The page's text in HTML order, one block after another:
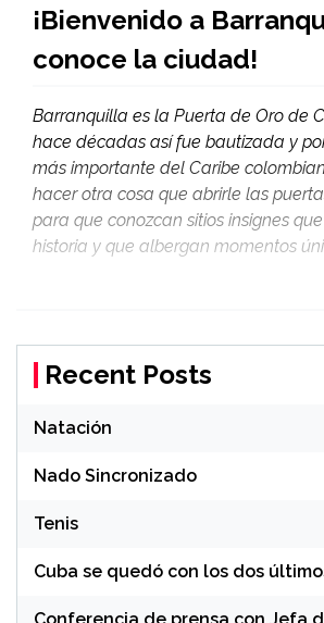
¡Bienvenido a
conoce la ciudad!
Barranquilla es la Puerta de Oro de
hace décadas así fue bautizada y
más importante del Caribe
hacer otra cosa que abrirle las
para que conozcan sitios insignes
historia y que albergan momentos
Recent Posts
Natación
Nado Sincronizado
Tenis
Cuba se quedó con los dos